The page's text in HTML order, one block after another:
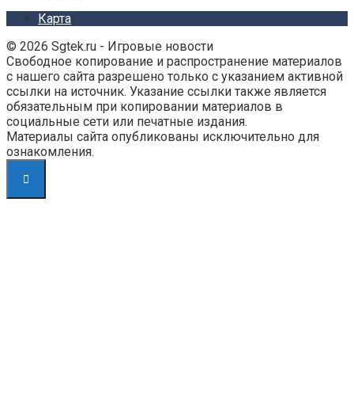
Карта
© 2026 Sgtek.ru - Игровые новости
Свободное копирование и распространение материалов
с нашего сайта разрешено только с указанием активной
ссылки на источник. Указание ссылки также является
обязательным при копировании материалов в
социальные сети или печатные издания.
Материалы сайта опубликованы исключительно для
ознакомления.